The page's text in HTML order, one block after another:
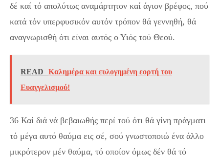
δέ καί τό απολύτως αναμάρτητον καί άγιον βρέφος, πού
κατά τόν υπερφυσικόν αυτόν τρόπον θά γεννηθή, θά
αναγνωρισθή ότι είναι αυτός ο Υιός τού Θεού.
READ
Καλημέρα και ευλογημένη εορτή του
Ευαγγελισμού!
36 Καί διά νά βεβαιωθής περί τού ότι θά γίνη πράγματι
τό μέγα αυτό θαύμα εις σέ, σού γνωστοποιώ ένα άλλο
μικρότερον μέν θαύμα, τό οποίον όμως δέν θά τό